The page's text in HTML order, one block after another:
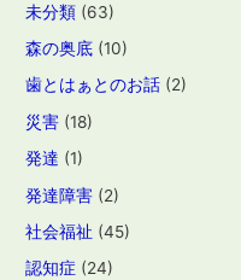
未分類 (63)
森の奥底 (10)
歯とはぁとのお話 (2)
災害 (18)
発達 (1)
発達障害 (2)
社会福祉 (45)
認知症 (24)